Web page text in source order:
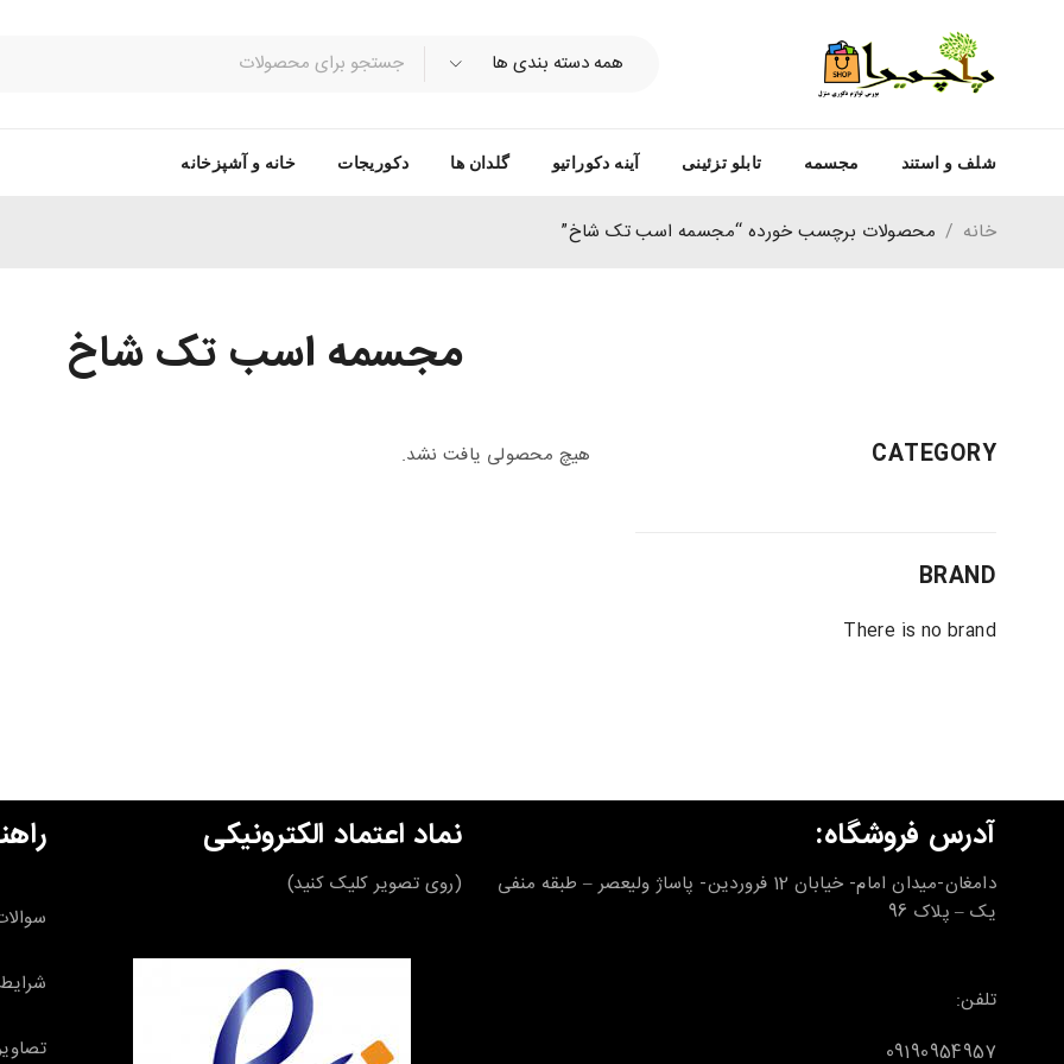
شلف و استند مجسمه تابلو تزئینی آینه دکوراتیو گلدان ها دکوریجات خانه و آشپزخانه
مجسمه اسب تک شاخ
خانه / محصولات برچسب خورده “مجسمه اسب تک شاخ”
CATEGORY
BRAND
There is no brand
هیچ محصولی یافت نشد.
آدرس فروشگاه:
دامغان-میدان امام- خیابان 12 فروردین- پاساژ ولیعصر – طبقه منفی
یک – پلاک 96
تلفن:
09190954957
نماد اعتماد الکترونیکی
(روی تصویر کلیک کنید)